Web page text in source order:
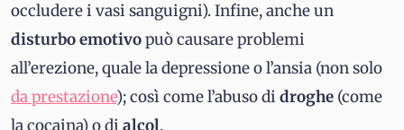
occludere i vasi sanguigni). Infine, anche un
disturbo emotivopuò causare problemi
all’erezione, quale la depressione o l’ansia (non solo
da prestazione); così come l’abuso di droghe (come
la cocaina) o di alcol.